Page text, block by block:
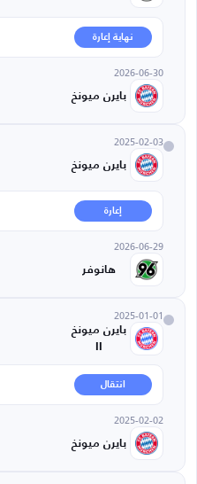
نهاية إعارة
2026-06-30
بايرن ميونخ
2025-02-03
بايرن ميونخ
إعارة
2026-06-29
هانوفر
2025-01-01
بايرن ميونخ
انتقال
2025-02-02
بايرن ميونخ